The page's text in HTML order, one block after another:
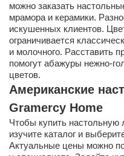
можно заказать
мрамора и керамики.
искушенных клиентов.
ограничивается
и молочного. Расставить
помогут абажуры нежно-
цветов.
Американские
Gramercy Home
Чтобы купить настольную
изучите каталог и
Актуальные цены можно